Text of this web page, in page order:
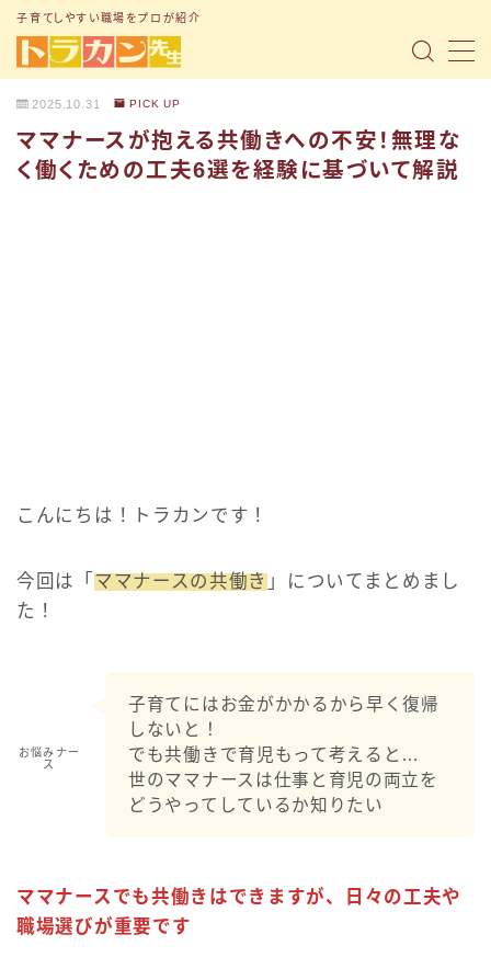
子育てしやすい職場をプロが紹介
MENU
トップページ
2025.10.31 PICK UP
ママナースが抱える共働きへの不安！無理な
く働くための工夫6選を経験に基づいて解説
こんにちは！トラカンです！
今回は「 ママナースの共働き 」についてまとめまし
た！
お悩みナー
ス
子育てにはお金がかかるから早く復帰
しないと！
でも共働きで育児もって考えると…
世のママナースは仕事と育児の両立を
どうやってしているか知りたい
ママナースでも共働きはできますが、日々の工夫や
職場選びが重要です